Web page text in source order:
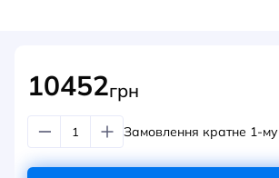
10452грн
Замовлення кратне 1-му